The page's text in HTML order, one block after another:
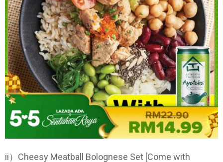
ii）Cheesy Meatball Bolognese Set [Come with